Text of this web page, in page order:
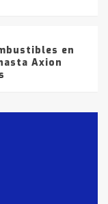
en
Axion